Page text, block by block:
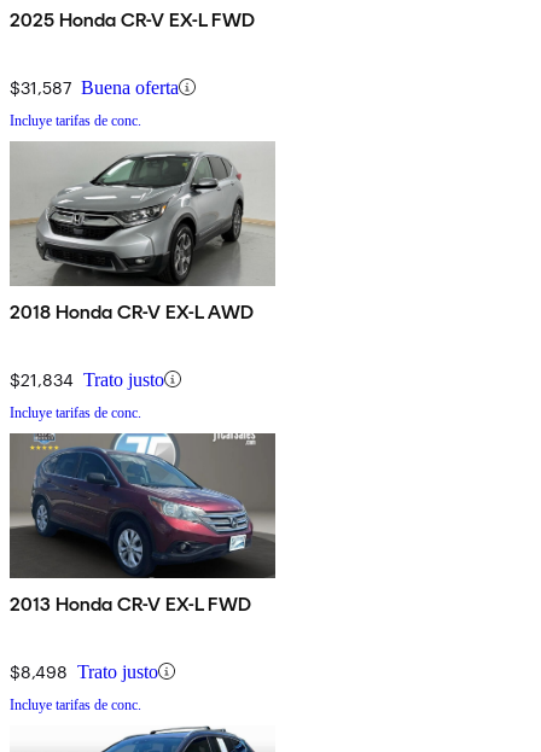
2025 Honda CR-V EX-L FWD
$31,587 Buena oferta
Incluye tarifas de conc.
2018 Honda CR-V EX-L AWD
$21,834 Trato justo
Incluye tarifas de conc.
2013 Honda CR-V EX-L FWD
$8,498 Trato justo
Incluye tarifas de conc.